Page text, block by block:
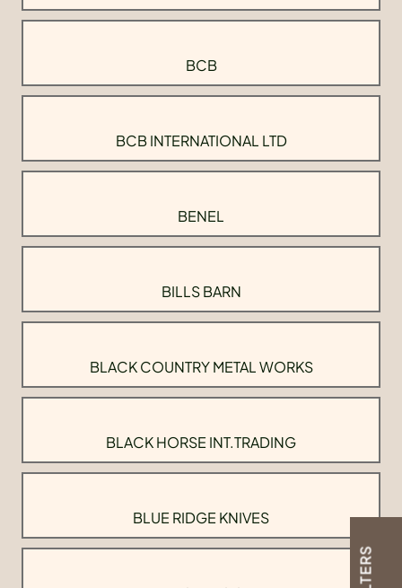
FILTERS
BCB
BCB INTERNATIONAL LTD
BENEL
BILLS BARN
BLACK COUNTRY METAL WORKS
BLACK HORSE INT.TRADING
BLUE RIDGE KNIVES